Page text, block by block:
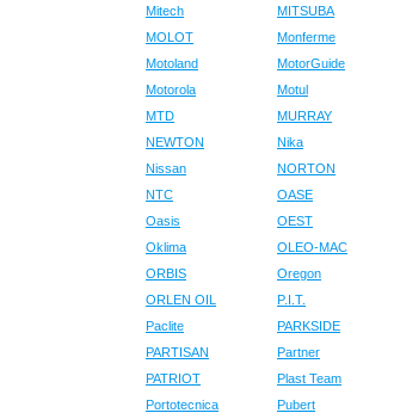
Mitech
MITSUBA
MOLOT
Monferme
Motoland
MotorGuide
Motorola
Motul
MTD
MURRAY
NEWTON
Nika
Nissan
NORTON
NTC
OASE
Oasis
OEST
Oklima
OLEO-MAC
ORBIS
Oregon
ORLEN OIL
P.I.T.
Paclite
PARKSIDE
PARTISAN
Partner
PATRIOT
Plast Team
Portotecnica
Pubert